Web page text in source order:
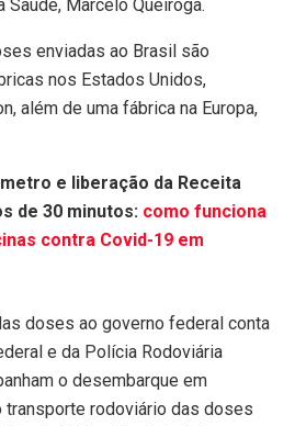
Marcelo Queiroga.
enviadas ao Brasil são
nos Estados Unidos,
além de uma fábrica na Europa,
e liberação da Receita
de 30 minutos: como funciona
contra Covid-19 em
doses ao governo federal conta
e da Polícia Rodoviária
o desembarque em
rodoviário das doses